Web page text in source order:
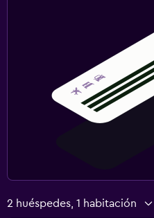
2 huéspedes, 1 habitación